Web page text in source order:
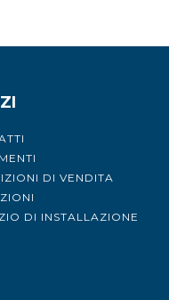
DI VENDITA
DI INSTALLAZIONE